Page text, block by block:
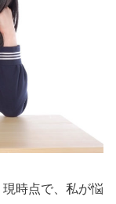
時点で、私が悩